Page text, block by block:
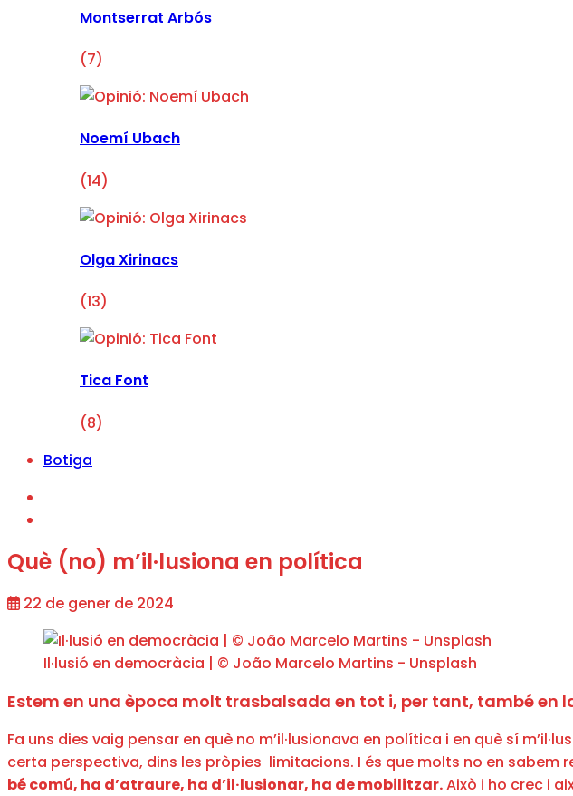
Montserrat Arbós
(7)
Noemí Ubach
(14)
Olga Xirinacs
(13)
Tica Font
(8)
Botiga
Què (no) m’il·lusiona en política
22 de gener de 2024
Il·lusió en democràcia | © João Marcelo Martins - Unsplash
Estem en una època molt trasbalsada en tot i, per tant, també
Fa uns dies vaig pensar en què no m’il·lusionava en política i en què sí
certa perspectiva, dins les pròpies limitacions. I és que molts no en sabem
bé comú, ha d’atraure, ha d’il·lusionar, ha de mobilitzar.Això i ho crec i